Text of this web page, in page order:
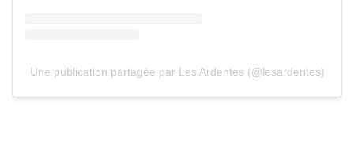
Une publication partagée par Les Ardentes (@lesardentes)